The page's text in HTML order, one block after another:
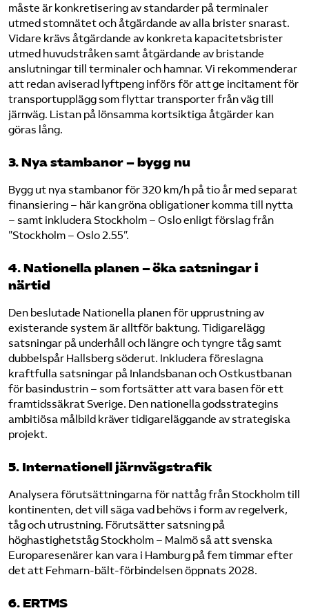
måste är konkretisering av standarder på terminaler
utmed stomnätet och åtgärdande av alla brister snarast.
Vidare krävs åtgärdande av konkreta kapacitetsbrister
utmed huvudstråken samt åtgärdande av bristande
anslutningar till terminaler och hamnar. Vi rekommenderar
att redan aviserad lyftpeng införs för att ge incitament för
transportupplägg som flyttar transporter från väg till
järnväg. Listan på lönsamma kortsiktiga åtgärder kan
göras lång.
3. Nya stambanor – bygg nu
Bygg ut nya stambanor för 320 km/h på tio år med separat
finansiering – här kan gröna obligationer komma till nytta
– samt inkludera Stockholm – Oslo enligt förslag från
”Stockholm – Oslo 2.55”.
4. Nationella planen – öka satsningar i
närtid
Den beslutade Nationella planen för upprustning av
existerande system är alltför baktung. Tidigarelägg
satsningar på underhåll och längre och tyngre tåg samt
dubbelspår Hallsberg söderut. Inkludera föreslagna
kraftfulla satsningar på Inlandsbanan och Ostkustbanan
för basindustrin – som fortsätter att vara basen för ett
framtidssäkrat Sverige. Den nationella godsstrategins
ambitiösa målbild kräver tidigareläggande av strategiska
projekt.
5. Internationell järnvägstrafik
Analysera förutsättningarna för nattåg från Stockholm till
kontinenten, det vill säga vad behövs i form av regelverk,
tåg och utrustning. Förutsätter satsning på
höghastighetståg Stockholm – Malmö så att svenska
Europaresenärer kan vara i Hamburg på fem timmar efter
det att Fehmarn-bält-förbindelsen öppnats 2028.
6. ERTMS